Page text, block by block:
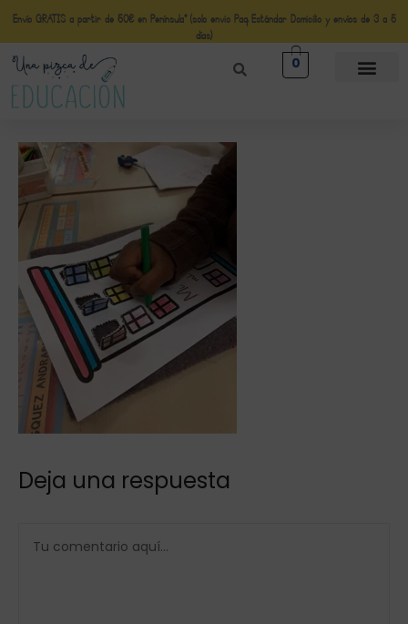
Envío GRATIS a partir de 50€ en Península* (solo envio Paq Estándar Domicilio y envíos de 3 a 5
días)
0
Deja una respuesta